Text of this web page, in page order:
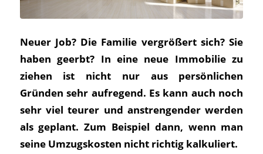
Neuer Job? Die Familie vergrößert sich? Sie
haben geerbt? In eine neue Immobilie zu
ziehen ist nicht nur aus persönlichen
Gründen sehr aufregend. Es kann auch noch
sehr viel teurer und anstrengender werden
als geplant. Zum Beispiel dann, wenn man
seine Umzugskosten nicht richtig kalkuliert.